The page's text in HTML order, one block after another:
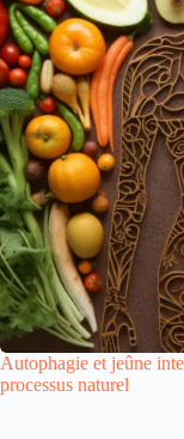
Autophagie et jeûne
processus naturel